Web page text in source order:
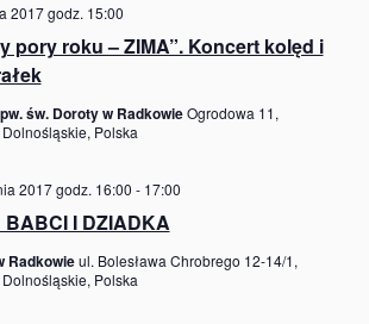
pory roku – ZIMA”. Koncert kolęd i
2017 godz. 15:00
św. Doroty w RadkowieOgrodowa 11,
Polska
BABCI I DZIADKA
2017 godz. 16:00 - 17:00
Radkowieul. Bolesława Chrobrego 12-14/1,
Polska